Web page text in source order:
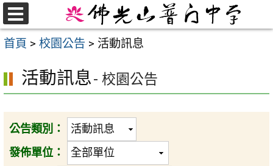
跳
至
主首頁 > 校園公告 > 活動訊息
活動訊息- 校園公告
公告類別：
發佈單位：
選
單